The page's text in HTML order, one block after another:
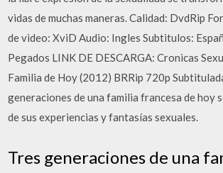
vidas de muchas maneras. Calidad: DvdRip
de video: XviD Audio: Ingles Subtitulos:
Pegados LINK DE DESCARGA: Cronicas
Familia de Hoy (2012) BRRip 720p
generaciones de una familia francesa de hoy
de sus experiencias y fantasías sexuales.
Tres generaciones de una